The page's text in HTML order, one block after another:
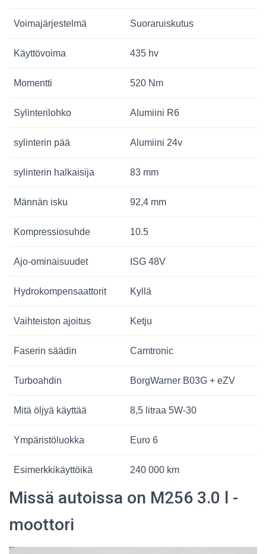
Voimajärjestelmä Suoraruiskutus
Käyttövoima 435 hv
Momentti 520 Nm
Sylinterilohko Alumiini R6
sylinterin pää Alumiini 24v
sylinterin halkaisija 83 mm
Männän isku 92,4 mm
Kompressiosuhde 10.5
Ajo-ominaisuudet ISG 48V
Hydrokompensaattorit Kyllä
Vaihteiston ajoitus Ketju
Faserin säädin Camtronic
Turboahdin BorgWarner B03G + eZV
Mitä öljyä käyttää 8,5 litraa 5W-30
Ympäristöluokka Euro 6
Esimerkkikäyttöikä 240 000 km
Missä autoissa on M256 3.0 l -
moottori